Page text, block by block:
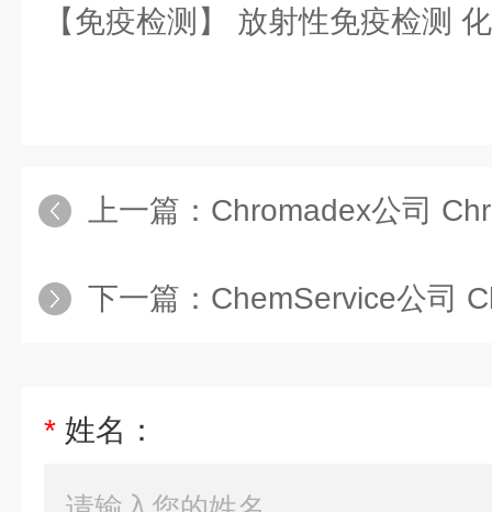
【免疫检测】 放射性免疫检测
上一篇： Chromadex公司
下一篇： ChemService公司
* 姓名：